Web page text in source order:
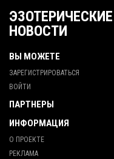
ЭЗОТЕРИЧЕСКИЕ
НОВОСТИ
ВЫ МОЖЕТЕ
ЗАРЕГИСТРИРОВАТЬСЯ
ВОЙТИ
ПАРТНЕРЫ
ИНФОРМАЦИЯ
О ПРОЕКТЕ
РЕКЛАМА